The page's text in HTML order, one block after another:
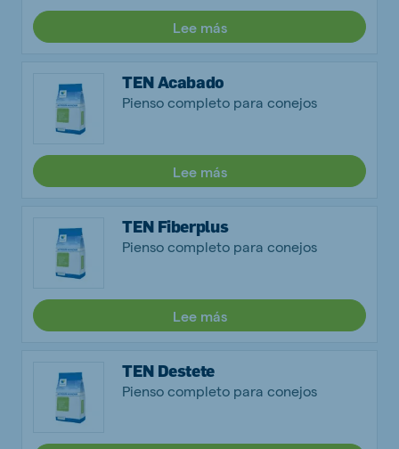
Lee más
TEN Acabado
Pienso completo para conejos
Lee más
TEN Fiberplus
Pienso completo para conejos
Lee más
TEN Destete
Pienso completo para conejos